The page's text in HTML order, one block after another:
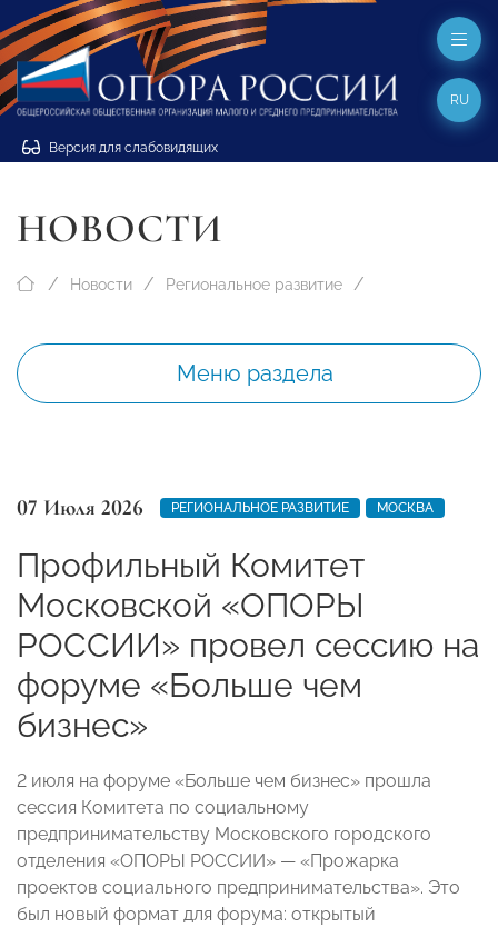
Версия для слабовидящих
RU
НОВОСТИ
Новости Региональное развитие
Меню раздела
07 Июля 2026 РЕГИОНАЛЬНОЕ РАЗВИТИЕ МОСКВА
Профильный Комитет
Московской «ОПОРЫ
РОССИИ» провел сессию на
форуме «Больше чем
бизнес»
2 июля на форуме «Больше чем бизнес» прошла
сессия Комитета по социальному
предпринимательству Московского городского
отделения «ОПОРЫ РОССИИ» — «Прожарка
проектов социального предпринимательства». Это
был новый формат для форума: открытый